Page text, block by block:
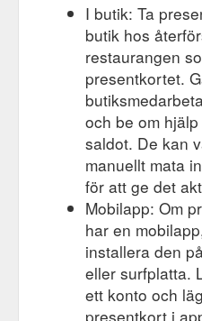
I butik: Ta
butik hos
restaurangen
presentkortet.
och be om
saldot. De kan
manuellt mata
för att ge det
Mobilapp: Om
har en
installera den
eller surfplatta.
ett konto och
presentkort i